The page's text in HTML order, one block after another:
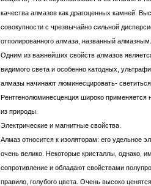
качества алмазов как драгоценных камней.
совокупности с чрезвычайно сильной
отполированного алмаза, названный алмазным.
Одним из важнейших свойств алмазов
видимого света и особенно катодных,
алмазы начинают люминесцировать-
Рентгенолюминесценция широко применяется
из природы.
Электрические и магнитные свойства.
Алмаз относится к изоляторам: его удельное
очень велико. Некоторые кристаллы, однако,
сопротивление и обладают свойствами
правило, голубого цвета. Очень высоко